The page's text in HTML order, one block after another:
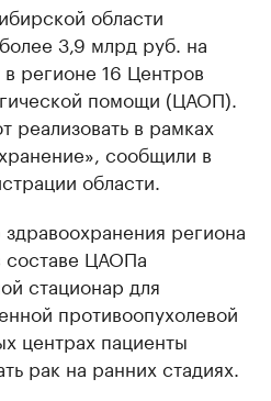
области
3,9 млрд руб. на
регионе 16 Центров
помощи (ЦАОП).
реализовать в рамках
сообщили в
области.
региона
составе ЦАОПа
стационар для
противоопухолевой
центрах пациенты
рак на ранних стадиях.